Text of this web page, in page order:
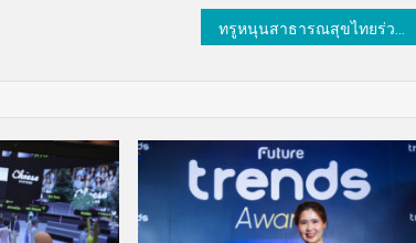
ทรูหนุนสาธารณสุขไทยร่วมเปิดตัว “หมอพร้อม Super App” ยกระดับดิจิทัลเฮลธ์คิกออฟแคมเปญ “หมื่นก้าว เอารางวัล”